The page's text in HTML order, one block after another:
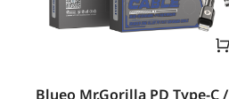
Blueo Mr.Gorilla PD Type-C /